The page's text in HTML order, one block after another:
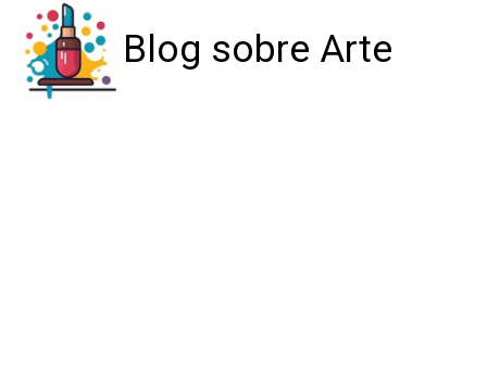
Blog sobre Arte